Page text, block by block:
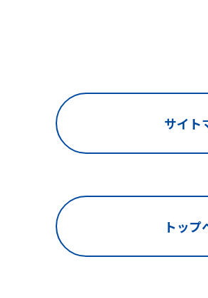
サイト
トップ